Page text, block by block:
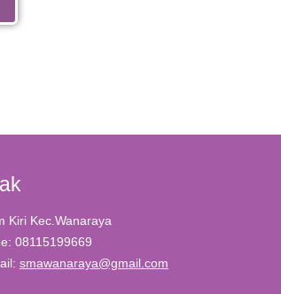
Kiri Kec.Wanaraya
08115199669
smawanaraya@gmail.com